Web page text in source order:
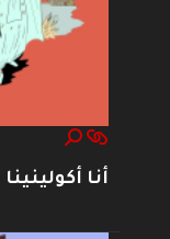
أنا أكولينينا